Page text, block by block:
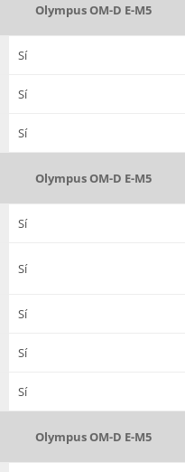
Olympus OM-D E-M5
Sí
Sí
Sí
Olympus OM-D E-M5
Sí
Sí
Sí
Sí
Sí
Olympus OM-D E-M5